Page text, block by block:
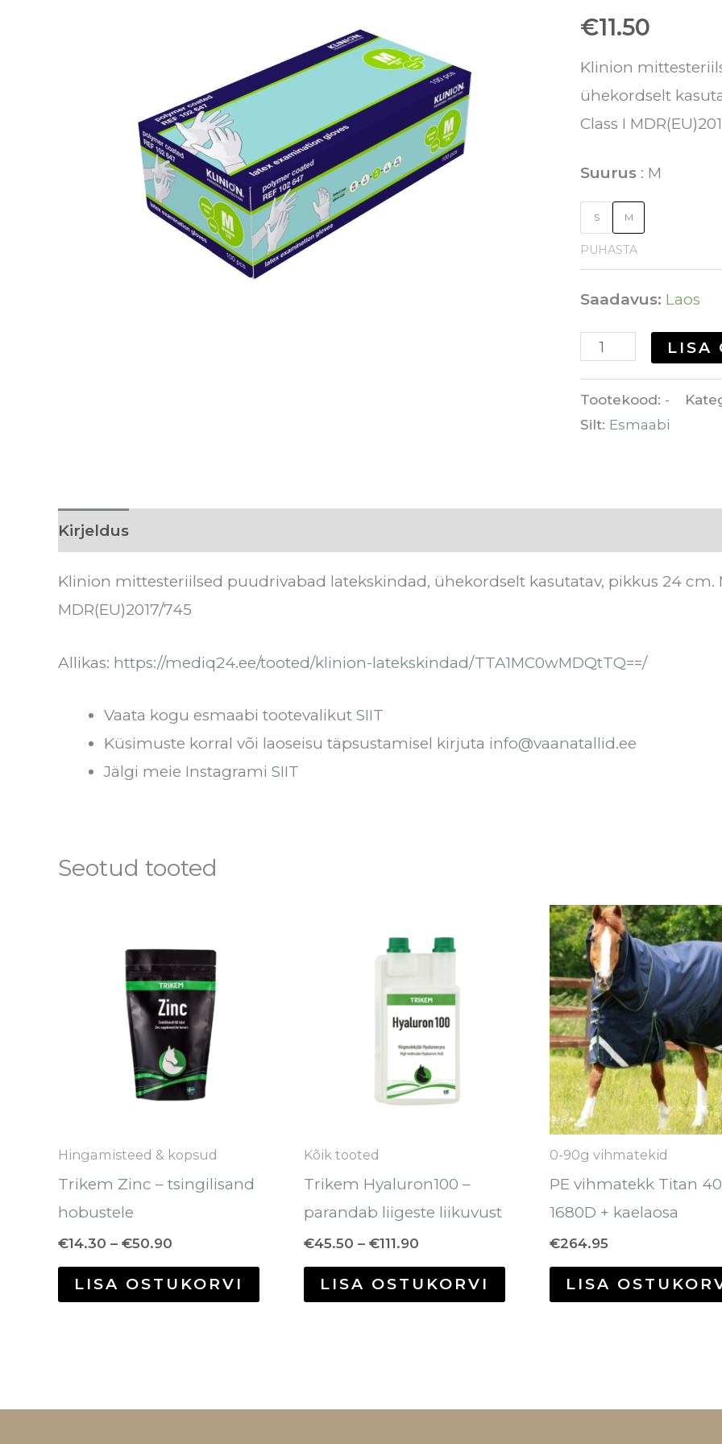
€11.50
Klinion
ühekordselt
Class I
Suurus M
S M
PUHASTA
Saadavus: Laos
100
LISA
Tootekood: -
Silt: Esmaabi
Kirjeldus
Klinion mittesteriilsed puudrivabad latekskindad, ühekordselt kasutatav, pikkus 24 cm.
MDR(EU)2017/745
Allikas: https://mediq24.ee/tooted/klinion-latekskindad/TTA1MC0wMDQtTQ==/
Vaata kogu esmaabi tootevalikut SIIT
Küsimuste korral või laoseisu täpsustamisel kirjuta info@vaanatallid.ee
Jälgi meie Instagrami SIIT
Seotud tooted
Hingamisteed & kopsud
Trikem Zinc – tsingilisand
hobustele
€14.30 – €50.90
kuni
€50.90
LISA OSTUKORVI
Kõik tooted
Trikem Hyaluron100 –
parandab liigeste liikuvust
€45.50 – €111.90
kuni
LISA OSTUKORVI
varianti.
Valikuid
0-90g vihmatekid
PE vihmatekk Titan
1680D + kaelaosa
€264.95
LISA